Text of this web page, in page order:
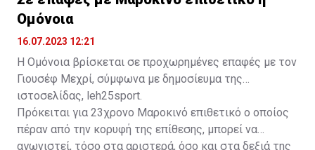
Ομόνοια
16.07.2023 12:21
Η Ομόνοια βρίσκεται σε προχωρημένες επαφές με τον
Γιουσέφ Μεχρί, σύμφωνα με δημοσίευμα της
ιστοσελίδας, leh25sport.
Πρόκειται για 23χρονο Μαροκινό επιθετικό ο οποίος
πέραν από την κορυφή της επίθεσης, μπορεί να
αγωνιστεί, τόσο στα αριστερά, όσο και στα δεξιά της